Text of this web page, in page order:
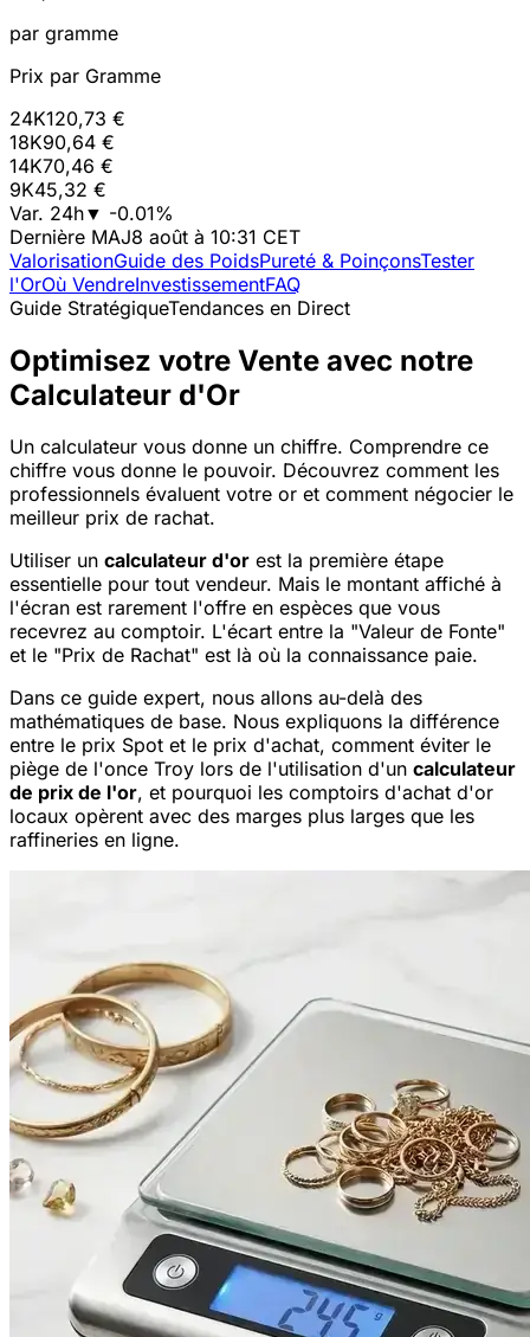
par gramme
Prix par Gramme
24K120,73 €
18K90,64 €
14K70,46 €
9K45,32 €
Var. 24h▼ -0.01%
Dernière MAJ8 août à 10:31 CET
ValorisationGuide des PoidsPureté & PoinçonsTester
l'OrOù VendreInvestissementFAQ
Guide StratégiqueTendances en Direct
Optimisez votre Vente avec notre
Calculateur d'Or
Un calculateur vous donne un chiffre. Comprendre ce
chiffre vous donne le pouvoir. Découvrez comment les
professionnels évaluent votre or et comment négocier le
meilleur prix de rachat.
Utiliser un calculateur d'or est la première étape
essentielle pour tout vendeur. Mais le montant affiché à
l'écran est rarement l'offre en espèces que vous
recevrez au comptoir. L'écart entre la "Valeur de Fonte"
et le "Prix de Rachat" est là où la connaissance paie.
Dans ce guide expert, nous allons au-delà des
mathématiques de base. Nous expliquons la différence
entre le prix Spot et le prix d'achat, comment éviter le
piège de l'once Troy lors de l'utilisation d'un calculateur
de prix de l'or, et pourquoi les comptoirs d'achat d'or
locaux opèrent avec des marges plus larges que les
raffineries en ligne.